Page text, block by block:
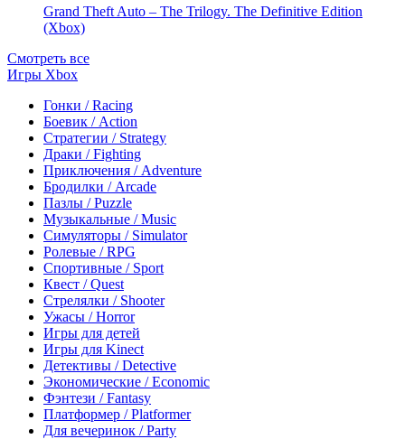
Grand Theft Auto – The Trilogy. The Definitive Edition
(Xbox)
Смотреть все
Игры Xbox
Гонки / Racing
Боевик / Action
Стратегии / Strategy
Драки / Fighting
Приключения / Adventure
Бродилки / Arcade
Пазлы / Puzzle
Музыкальные / Music
Симуляторы / Simulator
Ролевые / RPG
Спортивные / Sport
Квест / Quest
Стрелялки / Shooter
Ужасы / Horror
Игры для детей
Игры для Kinect
Детективы / Detective
Экономические / Economic
Фэнтези / Fantasy
Платформер / Platformer
Для вечеринок / Party